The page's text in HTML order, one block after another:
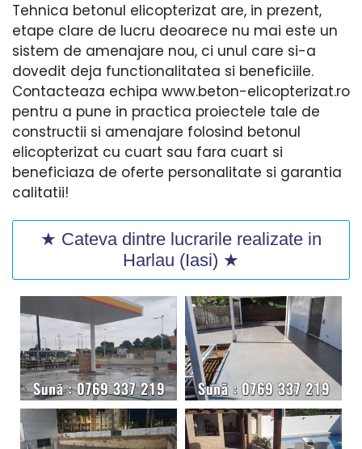
Tehnica betonul elicopterizat are, in prezent,
etape clare de lucru deoarece nu mai este un
sistem de amenajare nou, ci unul care si-a
dovedit deja functionalitatea si beneficiile.
Contacteaza echipa www.beton-elicopterizat.ro
pentru a pune in practica proiectele tale de
constructii si amenajare folosind betonul
elicopterizat cu cuart sau fara cuart si
beneficiaza de oferte personalitate si garantia
calitatii!
★ Cateva dintre lucrarile realizate in
Harlau (Iasi) ★